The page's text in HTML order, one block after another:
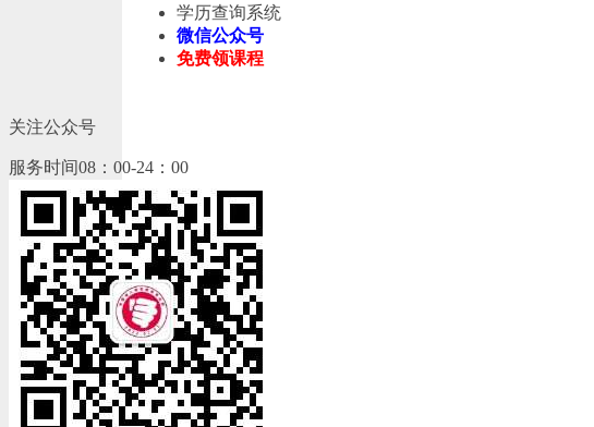
学历查询系统
微信公众号
免费领课程
关注公众号
服务时间08：00-24：00